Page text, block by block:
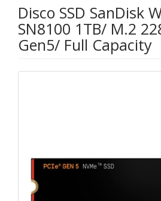
Disco SSD SanDisk
SN8100 1TB/ M.2
Gen5/ Full Capacity